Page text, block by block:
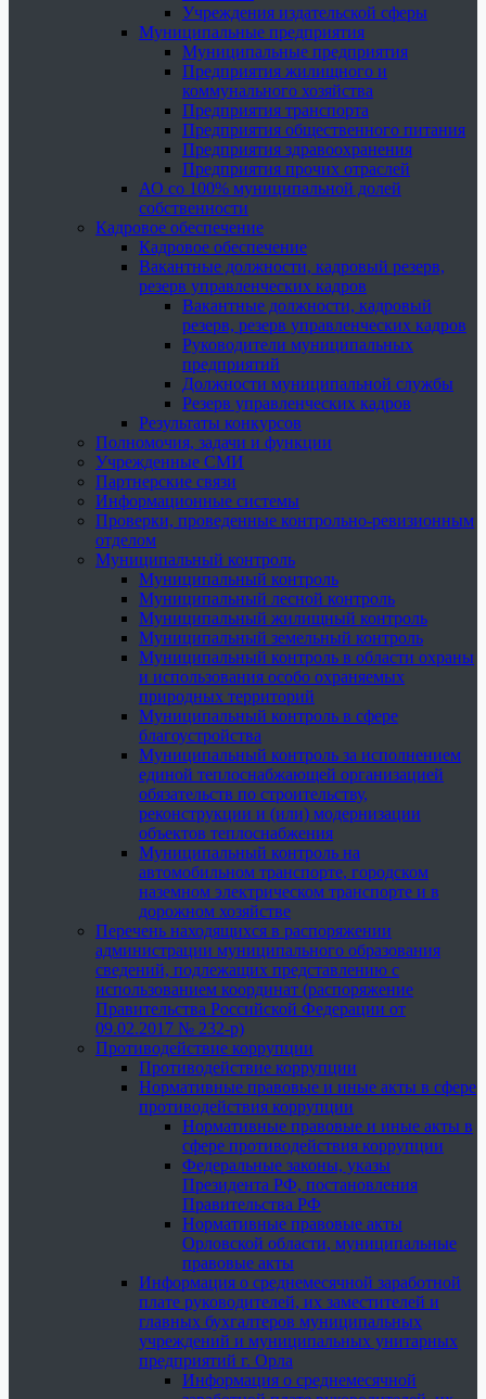
Учреждения издательской сферы
Муниципальные предприятия
Муниципальные предприятия
Предприятия жилищного и
коммунального хозяйства
Предприятия транспорта
Предприятия общественного питания
Предприятия здравоохранения
Предприятия прочих отраслей
АО со 100% муниципальной долей
собственности
Кадровое обеспечение
Кадровое обеспечение
Вакантные должности, кадровый резерв,
резерв управленческих кадров
Вакантные должности, кадровый
резерв, резерв управленческих кадров
Руководители муниципальных
предприятий
Должности муниципальной службы
Резерв управленческих кадров
Результаты конкурсов
Полномочия, задачи и функции
Учрежденные СМИ
Партнерские связи
Информационные системы
Проверки, проведенные контрольно-ревизионным
отделом
Муниципальный контроль
Муниципальный контроль
Муниципальный лесной контроль
Муниципальный жилищный контроль
Муниципальный земельный контроль
Муниципальный контроль в области охраны
и использования особо охраняемых
природных территорий
Муниципальный контроль в сфере
благоустройства
Муниципальный контроль за исполнением
единой теплоснабжающей организацией
обязательств по строительству,
реконструкции и (или) модернизации
объектов теплоснабжения
Муниципальный контроль на
автомобильном транспорте, городском
наземном электрическом транспорте и в
дорожном хозяйстве
Перечень находящихся в распоряжении
администрации муниципального образования
сведений, подлежащих представлению с
использованием координат (распоряжение
Правительства Российской Федерации от
09.02.2017 № 232-р)
Противодействие коррупции
Противодействие коррупции
Нормативные правовые и иные акты в сфере
противодействия коррупции
Нормативные правовые и иные акты в
сфере противодействия коррупции
Федеральные законы, указы
Президента РФ, постановления
Правительства РФ
Нормативные правовые акты
Орловской области, муниципальные
правовые акты
Информация о среднемесячной заработной
плате руководителей, их заместителей и
главных бухгалтеров муниципальных
учреждений и муниципальных унитарных
предприятий г. Орла
Информация о среднемесячной